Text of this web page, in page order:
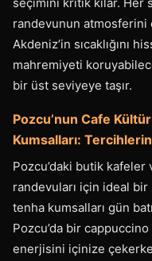
randevunun atmosferini
Akdeniz’in sıcaklığını
mahremiyeti
bir üst seviyeye taşır.
Pozcu’nun Cafe
Kumsalları:
Pozcu’daki butik
randevuları için ideal bir
tenha kumsalları gün
Pozcu’da bir
enerjisini içinize